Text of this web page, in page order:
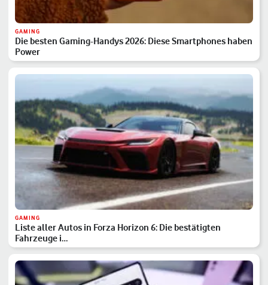
GAMING
Die besten Gaming-Handys 2026: Diese Smartphones haben
Power
GAMING
Liste aller Autos in Forza Horizon 6: Die bestätigten
Fahrzeuge i…